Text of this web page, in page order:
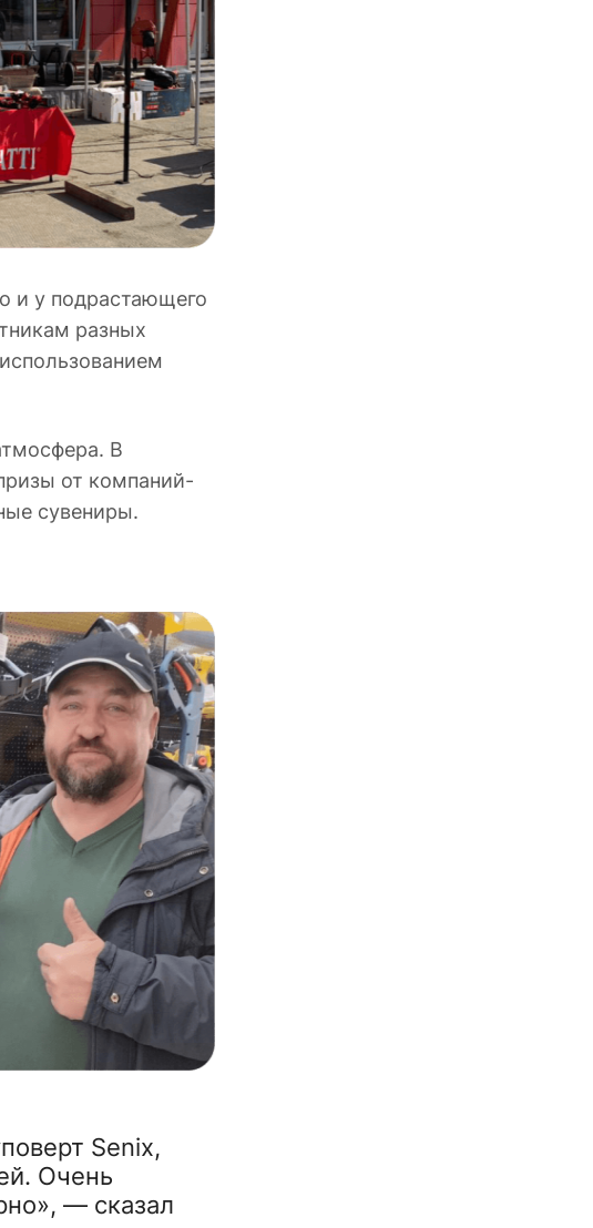
и у подрастающего
разных
В
от компаний-
сувениры.
Senix,
Очень
— сказал